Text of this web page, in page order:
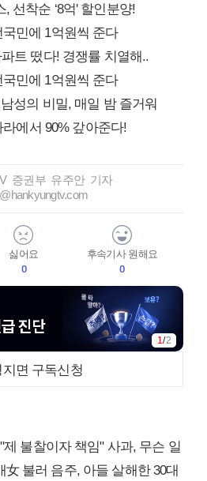
선착순 ‘8억' 할인분양!
민에 1억원씩 준다
파트 떴다! 경쟁률 치열해..
민에 1억원씩 준다
성의 비밀, 매일 밤 즐거워
에서 90% 갚아준다!
증권부 유주안 기자
싫어요
0
후속기사 원해요
0
1/2
지면 구독신청
불찰이자 책임" 사과, 무슨 일
불러 음주, 아들 살해한 30대